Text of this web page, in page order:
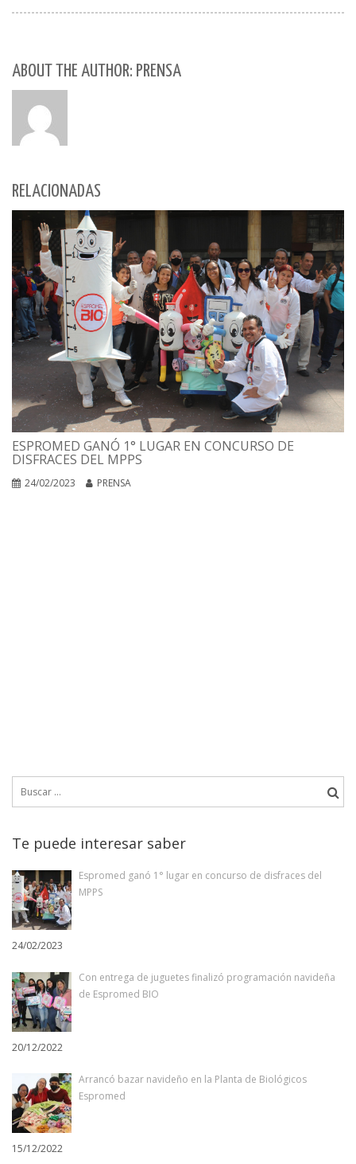
ABOUT THE AUTHOR: PRENSA
RELACIONADAS
ESPROMED GANÓ 1° LUGAR EN CONCURSO DE
DISFRACES DEL MPPS
24/02/2023 PRENSA
Te puede interesar saber
Espromed ganó 1° lugar en concurso de disfraces del
MPPS
24/02/2023
Con entrega de juguetes finalizó programación navideña
de Espromed BIO
20/12/2022
Arrancó bazar navideño en la Planta de Biológicos
Espromed
15/12/2022